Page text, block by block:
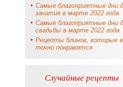
Самые благоприятные дни
зачатия в марте 2022 года
Самые благоприятные дни
свадьбы в марте 2022 года
Рецепты блинов, которые
точно понравятся
Случайные рецепты